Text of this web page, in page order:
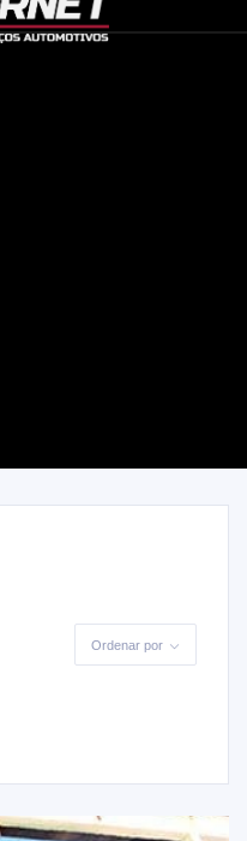
Ordenar por